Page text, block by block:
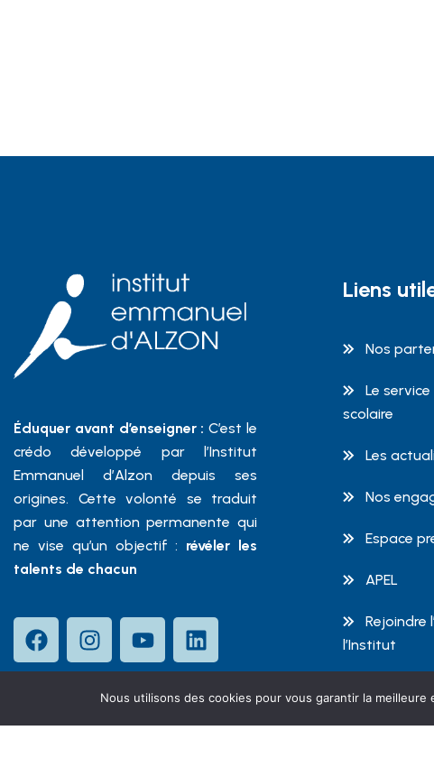
Éduquer avant d’enseigner : C’est le
crédo développé par l’Institut
Emmanuel d’Alzon depuis ses
origines. Cette volonté se traduit
par une attention permanente qui
ne vise qu’un objectif : révéler les
talents de chacun
Liens
Nos
Le
scolaire
Les
Nos
Espace
APEL
Rejoindre
l’Institut
Nous utilisons des cookies pour vous garantir la